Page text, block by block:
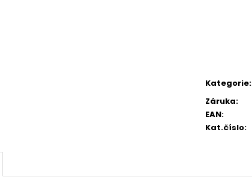
Kategorie:
Záruka:
EAN:
Kat.číslo: